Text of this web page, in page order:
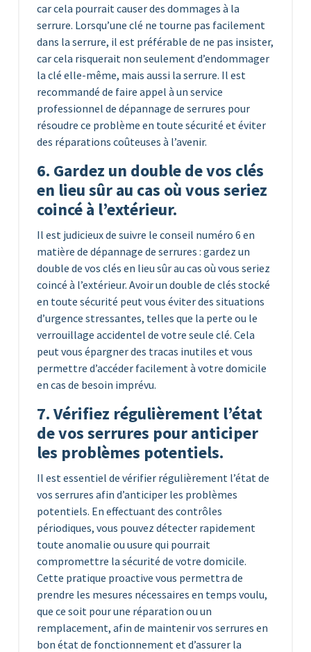
car cela pourrait causer des dommages à la
serrure. Lorsqu’une clé ne tourne pas facilement
dans la serrure, il est préférable de ne pas insister,
car cela risquerait non seulement d’endommager
la clé elle-même, mais aussi la serrure. Il est
recommandé de faire appel à un service
professionnel de dépannage de serrures pour
résoudre ce problème en toute sécurité et éviter
des réparations coûteuses à l’avenir.
6. Gardez un double de vos clés
en lieu sûr au cas où vous seriez
coincé à l’extérieur.
Il est judicieux de suivre le conseil numéro 6 en
matière de dépannage de serrures : gardez un
double de vos clés en lieu sûr au cas où vous seriez
coincé à l’extérieur. Avoir un double de clés stocké
en toute sécurité peut vous éviter des situations
d’urgence stressantes, telles que la perte ou le
verrouillage accidentel de votre seule clé. Cela
peut vous épargner des tracas inutiles et vous
permettre d’accéder facilement à votre domicile
en cas de besoin imprévu.
7. Vérifiez régulièrement l’état
de vos serrures pour anticiper
les problèmes potentiels.
Il est essentiel de vérifier régulièrement l’état de
vos serrures afin d’anticiper les problèmes
potentiels. En effectuant des contrôles
périodiques, vous pouvez détecter rapidement
toute anomalie ou usure qui pourrait
compromettre la sécurité de votre domicile.
Cette pratique proactive vous permettra de
prendre les mesures nécessaires en temps voulu,
que ce soit pour une réparation ou un
remplacement, afin de maintenir vos serrures en
bon état de fonctionnement et d’assurer la